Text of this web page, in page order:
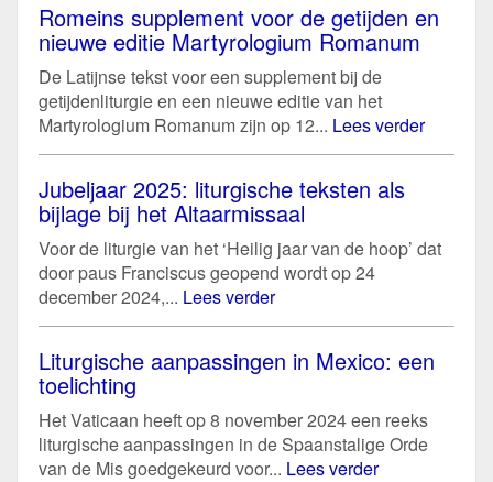
Romeins supplement voor de getijden en
nieuwe editie Martyrologium Romanum
De Latijnse tekst voor een supplement bij de
getijdenliturgie en een nieuwe editie van het
Martyrologium Romanum zijn op 12... Lees verder
Jubeljaar 2025: liturgische teksten als
bijlage bij het Altaarmissaal
Voor de liturgie van het ‘Heilig jaar van de hoop’ dat
door paus Franciscus geopend wordt op 24
december 2024,... Lees verder
Liturgische aanpassingen in Mexico: een
toelichting
Het Vaticaan heeft op 8 november 2024 een reeks
liturgische aanpassingen in de Spaanstalige Orde
van de Mis goedgekeurd voor... Lees verder